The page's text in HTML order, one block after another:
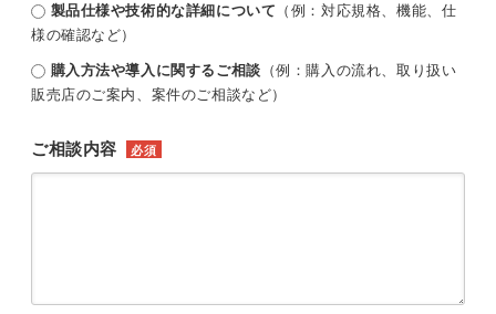
製品仕様や技術的な詳細について （例：対応規格、機能、仕
様の確認など）
購入方法や導入に関するご相談 （例：購入の流れ、取り扱い
販売店のご案内、案件のご相談など）
ご相談内容 必須